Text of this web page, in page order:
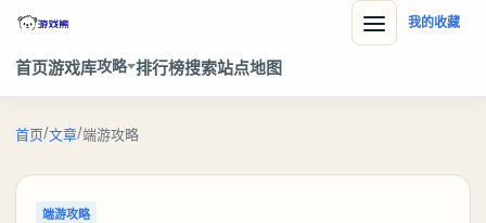
首页游戏库攻略 排行榜搜索站点地图
我的收藏
首页/文章/端游攻略
端游攻略